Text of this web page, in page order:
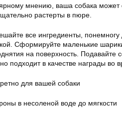
мнению, ваша собака
растерты в пюре.
все ингредиенты, понемногу
Сформируйте маленькие
на поверхность.
подходит в качестве награды во
для вашей собаки
в несоленой воде до мягкости